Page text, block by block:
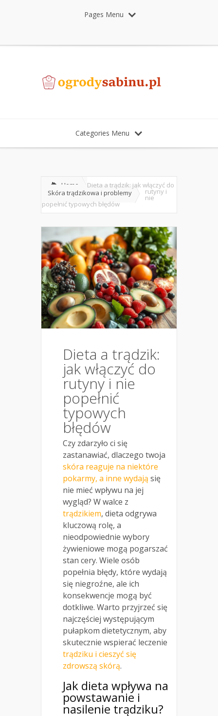
Pages Menu
Categories Menu
Home
Skóra trądzikowa i problemy
Dieta a trądzik: jak włączyć do
rutyny i
nie
popełnić typowych błędów
Dieta a trądzik:
jak włączyć do
rutyny i nie
popełnić
typowych
błędów
Czy zdarzyło ci się
zastanawiać, dlaczego twoja
skóra reaguje na niektóre
pokarmy, a inne wydają się
nie mieć wpływu na jej
wygląd? W walce z
trądzikiem, dieta odgrywa
kluczową rolę, a
nieodpowiednie wybory
żywieniowe mogą pogarszać
stan cery. Wiele osób
popełnia błędy, które wydają
się niegroźne, ale ich
konsekwencje mogą być
dotkliwe. Warto przyjrzeć się
najczęściej występującym
pułapkom dietetycznym, aby
skutecznie wspierać leczenie
trądziku i cieszyć się
zdrowszą skórą.
Jak dieta wpływa na
powstawanie i
nasilenie trądziku?